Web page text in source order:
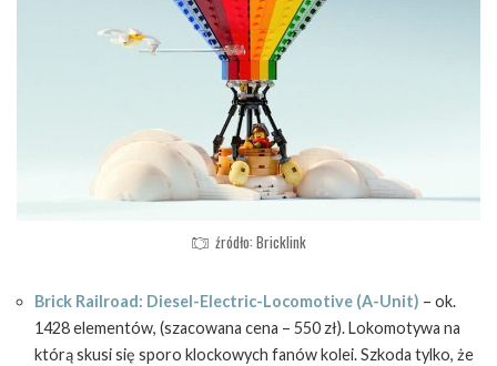
źródło: Bricklink
Brick Railroad: Diesel-Electric-Locomotive (A-Unit) – ok.
1428 elementów, (szacowana cena – 550 zł). Lokomotywa na
którą skusi się sporo klockowych fanów kolei. Szkoda tylko, że